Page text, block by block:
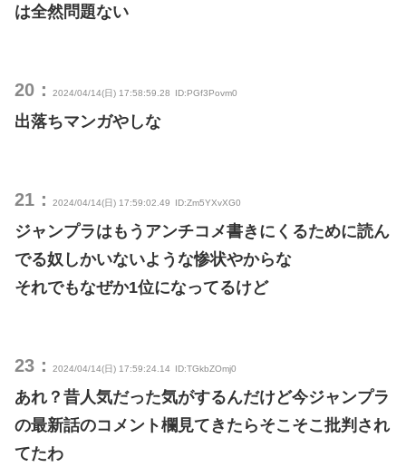
は全然問題ない
20： 2024/04/14(日) 17:58:59.28 ID:PGf3Povm0
出落ちマンガやしな
21： 2024/04/14(日) 17:59:02.49 ID:Zm5YXvXG0
ジャンプラはもうアンチコメ書きにくるために読ん
でる奴しかいないような惨状やからな
それでもなぜか1位になってるけど
23： 2024/04/14(日) 17:59:24.14 ID:TGkbZOmj0
あれ？昔人気だった気がするんだけど今ジャンプラ
の最新話のコメント欄見てきたらそこそこ批判され
てたわ